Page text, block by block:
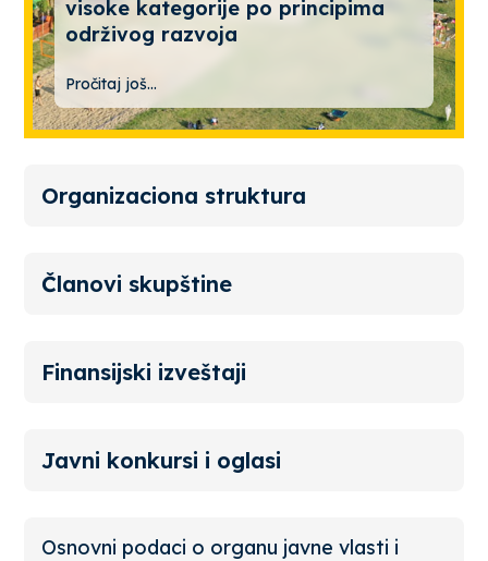
visoke kategorije po principima
održivog razvoja
Pročitaj još...
Organizaciona struktura
Članovi skupštine
Finansijski izveštaji
Javni konkursi i oglasi
Osnovni podaci o organu javne vlasti i